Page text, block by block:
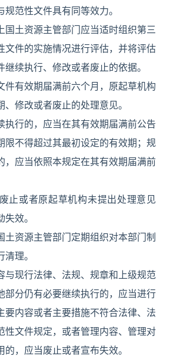
范性文件具有同等效力。
国土资源主管部门应当适时组织第三
文件的实施情况进行评估，并将评估
续执行、修改或者废止的依据。
件有效期届满前六个月，原起草机构
修改或者废止的处理意见。
执行的，应当在其有效期届满前公告
限不得超过其最初设定的有效期；规
，应当依照本规定在其有效期届满前
止或者原起草机构未提出处理意见
效。
土资源主管部门定期组织对本部门制
理。
与现行法律、法规、规章和上级规范
部分仍有必要继续执行的，应当进行
要内容或者主要措施不符合法律、法
性文件规定，或者管理内容、管理对
，应当废止或者宣布失效。